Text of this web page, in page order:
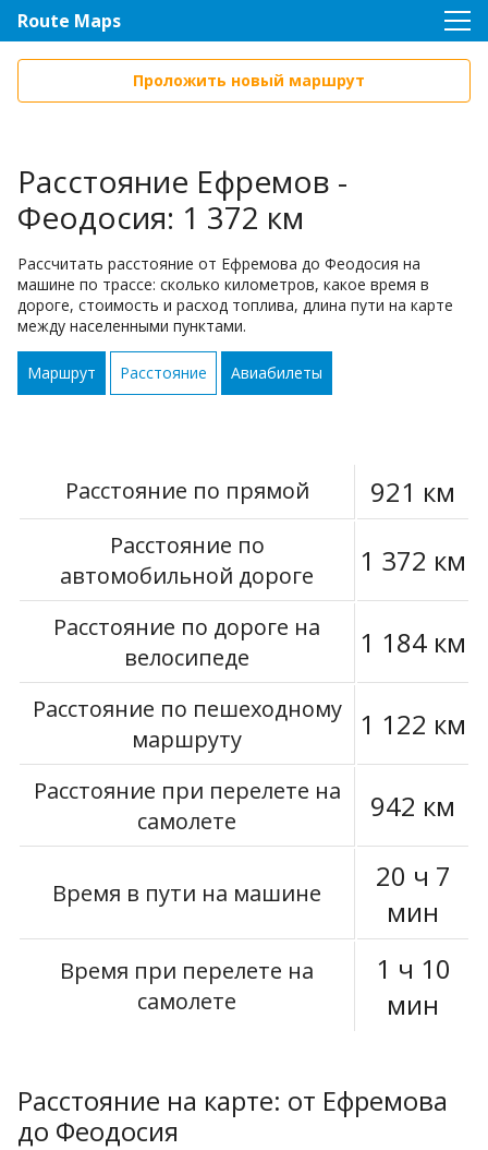
Route Maps
Проложить новый маршрут
Расстояние Ефремов -
Феодосия: 1 372 км
Рассчитать расстояние от Ефремова до Феодосия на
машине по трассе: сколько километров, какое время в
дороге, стоимость и расход топлива, длина пути на карте
между населенными пунктами.
Маршрут Расстояние Авиабилеты
Расстояние по прямой 921 км
Расстояние по
автомобильной дороге
1 372 км
Расстояние по дороге на
велосипеде
1 184 км
Расстояние по пешеходному
маршруту
1 122 км
Расстояние при перелете на
самолете
942 км
Время в пути на машине
20 ч 7
мин
Время при перелете на
самолете
1 ч 10
мин
Расстояние на карте: от Ефремова
до Феодосия